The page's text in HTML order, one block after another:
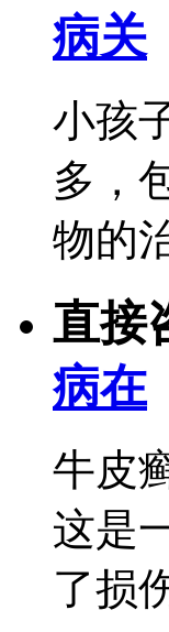
病关
小孩
多，
物的
直接
病在
牛皮
这是
了损